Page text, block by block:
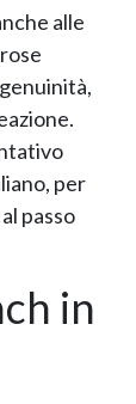
alle
per
passo
in